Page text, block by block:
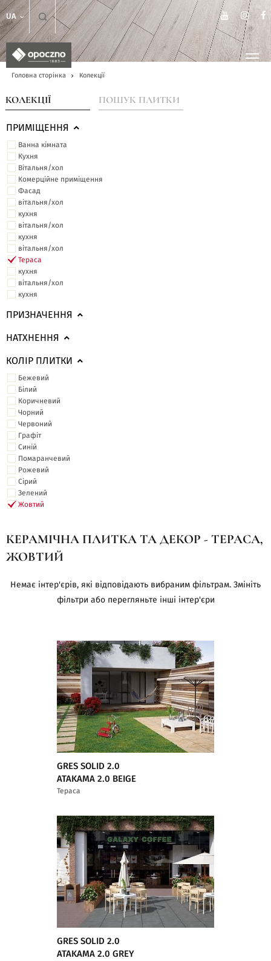
UA
Головна сторінка Колекції
КОЛЕКЦІЇ ПОШУК ПЛИТКИ
ПРИМІЩЕННЯ
Ванна кімната
Кухня
Вітальня/хол
Комерційне приміщення
Фасад
вітальня/хол
кухня
вітальня/хол
кухня
вітальня/хол
Тераса
кухня
вітальня/хол
кухня
ПРИЗНАЧЕННЯ
НАТХНЕННЯ
КОЛІР ПЛИТКИ
Бежевий
Білий
Коричневий
Чорний
Червоний
Графіт
Синій
Помаранчевий
Рожевий
Сірий
Зелений
Жовтий
КЕРАМІЧНА ПЛИТКА ТА ДЕКОР - ТЕРАСА,
ЖОВТИЙ
Немає інтер'єрів, які відповідають вибраним фільтрам. Змініть
фільтри або перегляньте інші інтер'єри
GRES SOLID 2.0
ATAKAMA 2.0 BEIGE
Тераса
GRES SOLID 2.0
ATAKAMA 2.0 GREY